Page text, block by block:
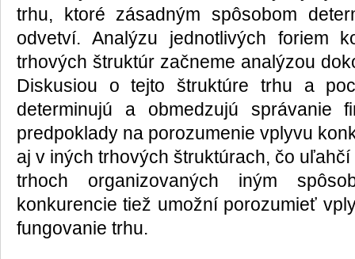
trhu, ktoré zásadným spôsobom
odvetví. Analýzu jednotlivých foriem
trhových štruktúr začneme analýzou
Diskusiou o tejto štruktúre trhu a
determinujú a obmedzujú správanie
predpoklady na porozumenie vplyvu
aj v iných trhových štruktúrach, čo
trhoch organizovaných iným
konkurencie tiež umožní porozumieť
fungovanie trhu.